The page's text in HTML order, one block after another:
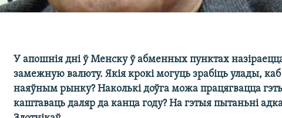
У апошнія дні ў Менску ў абменных пунктах
замежную валюту. Якія крокі могуць зрабіць улады,
наяўным рынку? Наколькі доўга можа працягвацца
каштаваць даляр да канца году? На гэтыя пытаньні